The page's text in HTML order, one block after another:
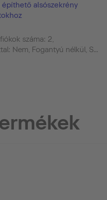
építhető alsószekrény
száma: 2,
Nem, Fogantyú nélkül, S...